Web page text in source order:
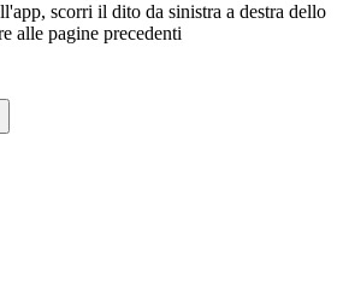
scorri il dito da sinistra a destra dello
alle pagine precedenti